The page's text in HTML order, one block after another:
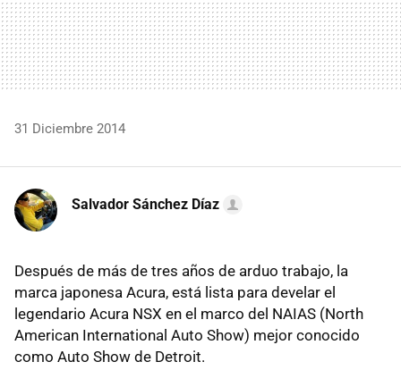
31 Diciembre 2014
Salvador Sánchez Díaz
Después de más de tres años de arduo trabajo, la
marca japonesa Acura, está lista para develar el
legendario Acura NSX en el marco del NAIAS (North
American International Auto Show) mejor conocido
como Auto Show de Detroit.